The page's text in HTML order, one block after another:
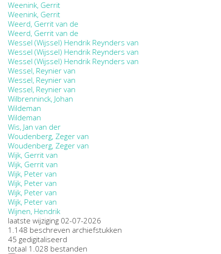
Weenink, Gerrit
Weenink, Gerrit
Weerd, Gerrit van de
Weerd, Gerrit van de
Wessel (Wijssel) Hendrik Reynders van
Wessel (Wijssel) Hendrik Reynders van
Wessel (Wijssel) Hendrik Reynders van
Wessel, Reynier van
Wessel, Reynier van
Wessel, Reynier van
Wilbrenninck, Johan
Wildeman
Wildeman
Wis, Jan van der
Woudenberg, Zeger van
Woudenberg, Zeger van
Wijk, Gerrit van
Wijk, Gerrit van
Wijk, Peter van
Wijk, Peter van
Wijk, Peter van
Wijk, Peter van
Wijnen, Hendrik
laatste wijziging 02-07-2026
1.148 beschreven archiefstukken
45 gedigitaliseerd
totaal 1.028 bestanden